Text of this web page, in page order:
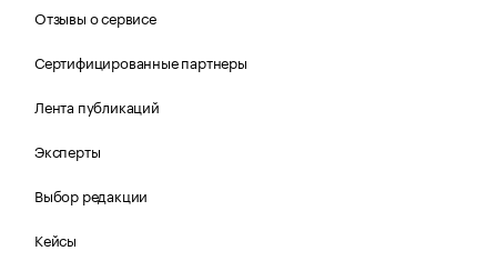
Отзывы о сервисе
Сертифицированные партнеры
Лента публикаций
Эксперты
Выбор редакции
Кейсы